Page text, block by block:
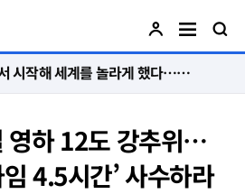
“절대 먼저 말하지 않아요. 대신 먼저 듣습니다”
영하 12도 강추위…
4.5시간’ 사수하라